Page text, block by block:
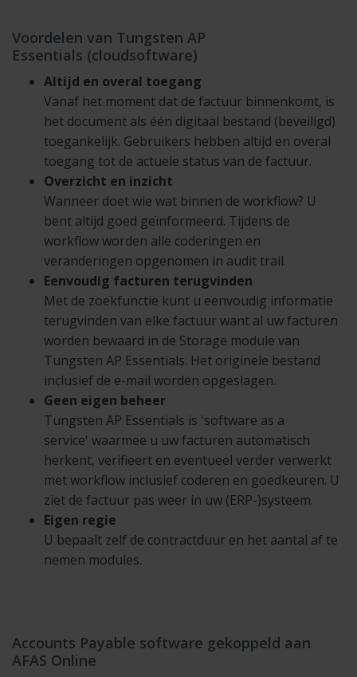
Voordelen van Tungsten AP
Essentials (cloudsoftware)
Altijd en overal toegang
Vanaf het moment dat de factuur binnenkomt, is
het document als één digitaal bestand (beveiligd)
toegankelijk. Gebruikers hebben altijd en overal
toegang tot de actuele status van de factuur.
Overzicht en inzicht
Wanneer doet wie wat binnen de workflow? U
bent altijd goed geïnformeerd. Tijdens de
workflow worden alle coderingen en
veranderingen opgenomen in audit trail.
Eenvoudig facturen terugvinden
Met de zoekfunctie kunt u eenvoudig informatie
terugvinden van elke factuur want al uw facturen
worden bewaard in de Storage module van
Tungsten AP Essentials. Het originele bestand
inclusief de e-mail worden opgeslagen.
Geen eigen beheer
Tungsten AP Essentials is 'software as a
service' waarmee u uw facturen automatisch
herkent, verifieert en eventueel verder verwerkt
met workflow inclusief coderen en goedkeuren. U
ziet de factuur pas weer in uw (ERP-)systeem.
Eigen regie
U bepaalt zelf de contractduur en het aantal af te
nemen modules.
Accounts Payable software gekoppeld aan
AFAS Online